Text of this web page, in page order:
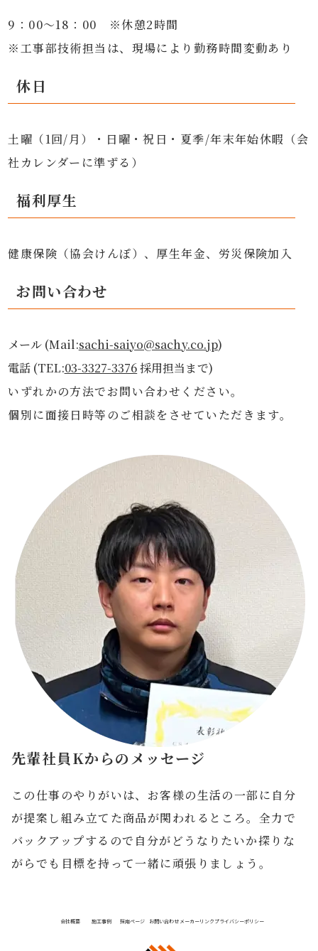
9：00～18：00　※休憩2時間
※工事部技術担当は、現場により勤務時間変動あり
休日
土曜（1回/月）・日曜・祝日・夏季/年末年始休暇（会
社カレンダーに準ずる）
福利厚生
健康保険（協会けんぽ）、厚生年金、労災保険加入
お問い合わせ
メール (Mail:sachi-saiyo@sachy.co.jp)
電話 (TEL:03-3327-3376採用担当まで)
いずれかの方法でお問い合わせください。
個別に面接日時等のご相談をさせていただきます。
先輩社員Kからのメッセージ
この仕事のやりがいは、お客様の⽣活の⼀部に⾃分
が提案し組み⽴てた商品が関われるところ。全⼒で
バックアップするので⾃分がどうなりたいか探りな
がらでも⽬標を持って一緒に頑張りましょう。
会社概要 施工事例 採用ページ お問い合わせ メーカーリンク プライバシーポリシー